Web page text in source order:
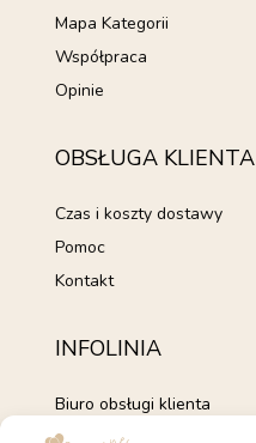
Mapa Kategorii
Współpraca
Opinie
OBSŁUGA KLIENTA
Czas i koszty dostawy
Pomoc
Kontakt
INFOLINIA
Biuro obsługi klienta
+48 735 843 843